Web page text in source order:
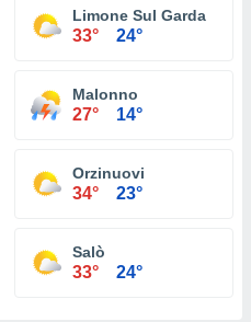
Limone Sul Garda
33° 24°
Malonno
27° 14°
Orzinuovi
34° 23°
Salò
33° 24°